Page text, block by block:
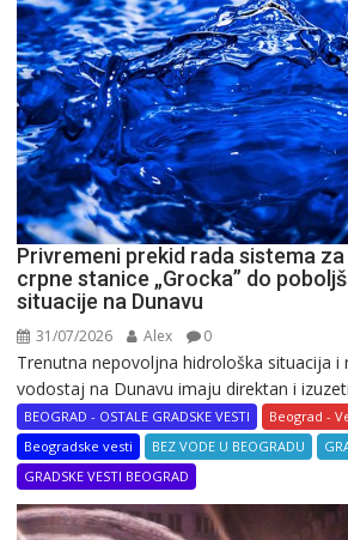
Privremeni prekid rada sistema
crpne stanice „Grocka” do
situacije na Dunavu
31/07/2026 Alex 0
Trenutna nepovoljna hidrološka situacija i
vodostaj na Dunavu imaju direktan i
BEOGRAD - OSTALE GRADSKE VESTI
Beograd -
Beogradske vesti
BEZ VODE U BEOGRADU
GRADSKE VESTI BEOGRAD